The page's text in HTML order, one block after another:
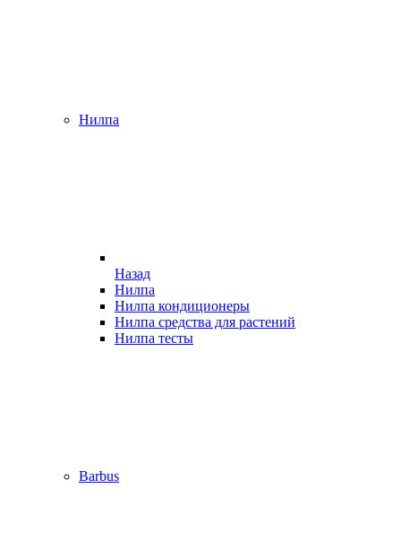
Нилпа
Назад
Нилпа
Нилпа кондиционеры
Нилпа средства для растений
Нилпа тесты
Barbus